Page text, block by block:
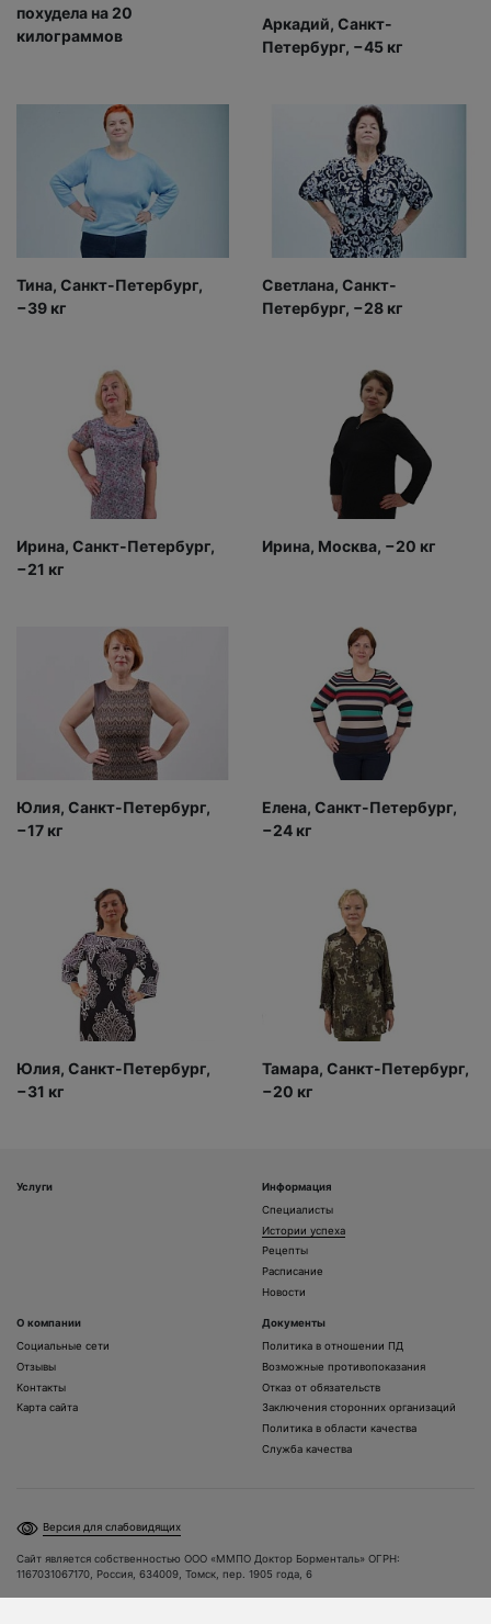
похудела на 20
килограммов
Аркадий, Санкт-
Петербург, −45 кг
Тина, Санкт-Петербург,
−39 кг
Светлана, Санкт-
Петербург, −28 кг
Ирина, Санкт-Петербург,
−21 кг
Ирина, Москва, −20 кг
Юлия, Санкт-Петербург,
−17 кг
Елена, Санкт-Петербург,
−24 кг
Юлия, Санкт-Петербург,
−31 кг
Тамара, Санкт-Петербург,
−20 кг
Услуги
Информация
Специалисты
Истории успеха
Рецепты
Расписание
Новости
О компании
Социальные сети
Отзывы
Контакты
Карта сайта
Документы
Политика в отношении ПД
Возможные противопоказания
Отказ от обязательств
Заключения сторонних организаций
Политика в области качества
Служба качества
Версия для слабовидящих
Сайт является собственностью ООО «ММПО Доктор Борменталь» ОГРН:
1167031067170, Россия, 634009, Томск, пер. 1905 года, 6